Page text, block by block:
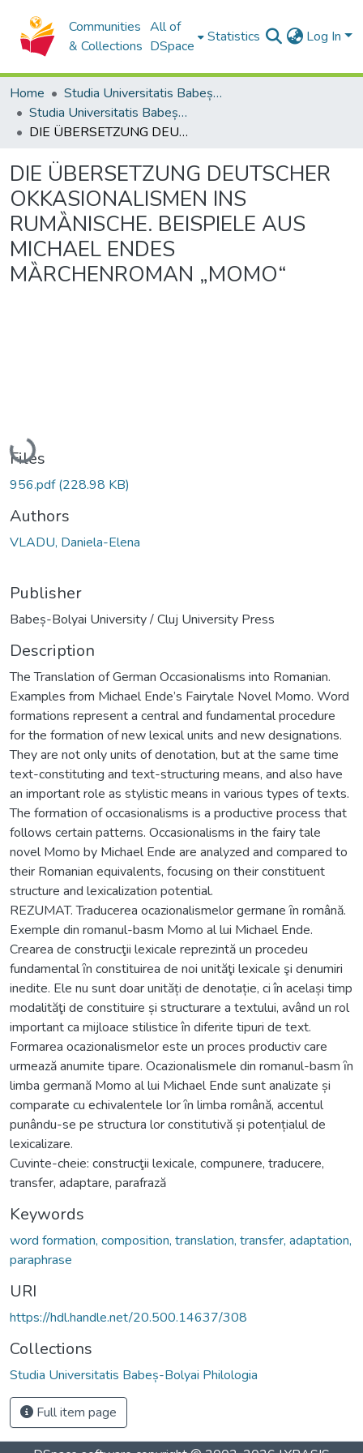
Communities
& Collections
All of
DSpace
Statistics Log In
Home
Studia Universitatis Babeș-Bolyai Collection
Studia Universitatis Babeș-Bolyai Philologia
DIE ÜBERSETZUNG DEUTSCHER OKKASIONALISMEN INS RUMȀNISCHE. BEISPIELE AUS MICHAEL ENDES MȀRCHENROMAN „MOMO“
DIE ÜBERSETZUNG DEUTSCHER
OKKASIONALISMEN INS
RUMȀNISCHE. BEISPIELE AUS
MICHAEL ENDES
MȀRCHENROMAN „MOMO“
Loading...
Files
956.pdf(228.98 KB)
Authors
VLADU, Daniela-Elena
Publisher
Babeș-Bolyai University / Cluj University Press
Description
The Translation of German Occasionalisms into Romanian.
Examples from Michael Ende’s Fairytale Novel Momo. Word
formations represent a central and fundamental procedure
for the formation of new lexical units and new designations.
They are not only units of denotation, but at the same time
text-constituting and text-structuring means, and also have
an important role as stylistic means in various types of texts.
The formation of occasionalisms is a productive process that
follows certain patterns. Occasionalisms in the fairy tale
novel Momo by Michael Ende are analyzed and compared to
their Romanian equivalents, focusing on their constituent
structure and lexicalization potential.
REZUMAT. Traducerea ocazionalismelor germane ȋn română.
Exemple din romanul-basm Momo al lui Michael Ende.
Crearea de construcţii lexicale reprezintă un procedeu
fundamental ȋn constituirea de noi unităţi lexicale şi denumiri
inedite. Ele nu sunt doar unități de denotație, ci în același timp
modalităţi de constituire și structurare a textului, având un rol
important ca mijloace stilistice în diferite tipuri de text.
Formarea ocazionalismelor este un proces productiv care
urmează anumite tipare. Ocazionalismele din romanul-basm ȋn
limba germană Momo al lui Michael Ende sunt analizate și
comparate cu echivalentele lor ȋn limba română, accentul
punându-se pe structura lor constitutivă și potențialul de
lexicalizare.
Cuvinte-cheie: construcţii lexicale, compunere, traducere,
transfer, adaptare, parafrază
Keywords
word formation, composition, translation, transfer, adaptation,
paraphrase
URI
https://hdl.handle.net/20.500.14637/308
Collections
Studia Universitatis Babeș-Bolyai Philologia
Full item page